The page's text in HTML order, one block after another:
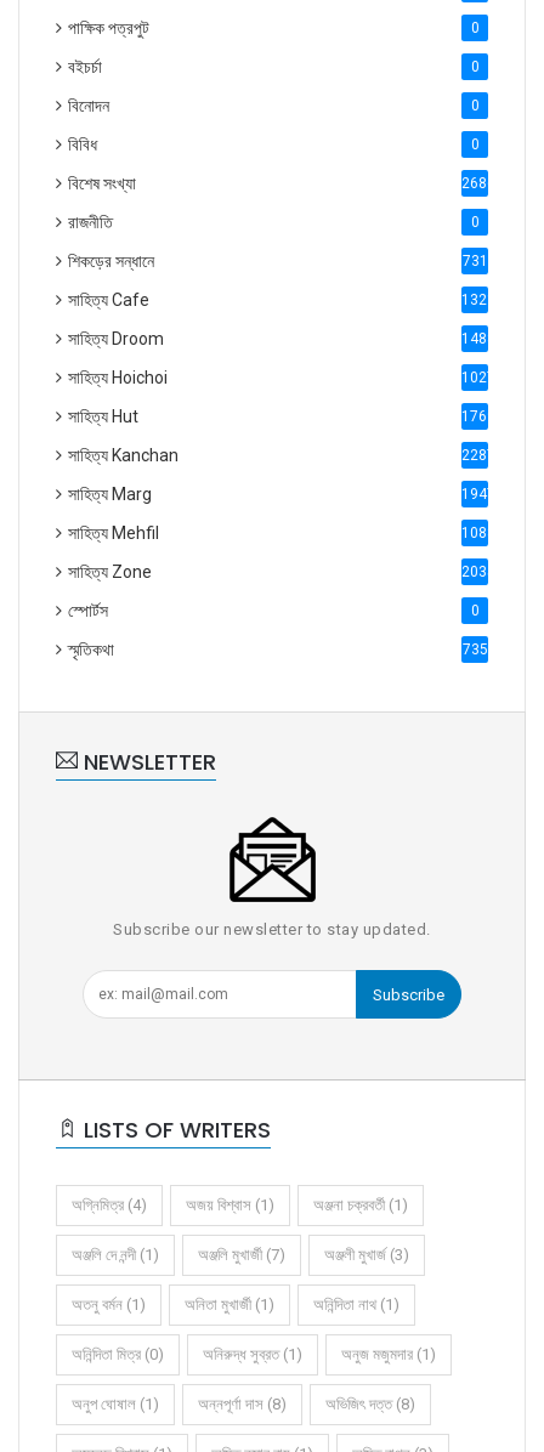
পাক্ষিক পত্রপুট 0
বইচর্চা 0
বিনোদন 0
বিবিধ 0
বিশেষ সংখ্যা 2686
রাজনীতি 0
শিকড়ের সন্ধানে 731
সাহিত্য Cafe 1321
সাহিত্য Droom 1488
সাহিত্য Hoichoi 1027
সাহিত্য Hut 1769
সাহিত্য Kanchan 2287
সাহিত্য Marg 1947
সাহিত্য Mehfil 1088
সাহিত্য Zone 2035
স্পোর্টস 0
স্মৃতিকথা 735
NEWSLETTER
Subscribe our newsletter to stay updated.
Subscribe
LISTS OF WRITERS
অগ্নিমিত্র (4) অজয় বিশ্বাস (1) অঞ্জনা চক্রবর্তী (1)
অঞ্জলি দে নন্দী (1) অঞ্জলি মুখার্জী (7) অঞ্জলী মুখার্জ (3)
অতনু বর্মন (1) অনিতা মুখার্জী (1) অনিন্দিতা নাথ (1)
অনিন্দিতা মিত্র (0) অনিরুদ্ধ সুব্রত (1) অনুজ মজুমদার (1)
অনুপ ঘোষাল (1) অন্নপূর্ণা দাস (8) অভিজিৎ দত্ত (8)